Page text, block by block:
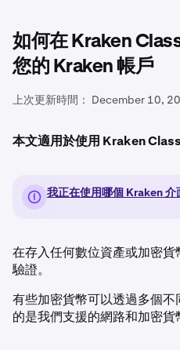
如何在 Kraken
您的 Kraken 帳戶
上次更新時間： December 10,
本文適用於使用 Kraken
我正在使用哪個 Kraken 介
在存入任何數位資產或加密
驗證。
有些加密貨幣可以透過多個
的是我們支援的網路和加密貨